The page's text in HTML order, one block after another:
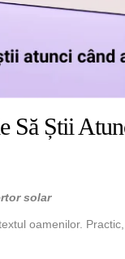
Să Știi
solar
oamenilor.